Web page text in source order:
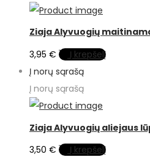
Ziaja Alyvuogių
3,95 €
Į krepšelį
Į norų sąrašą
Į norų sąrašą
Ziaja Alyvuogių aliejaus
3,50 €
Į krepšelį